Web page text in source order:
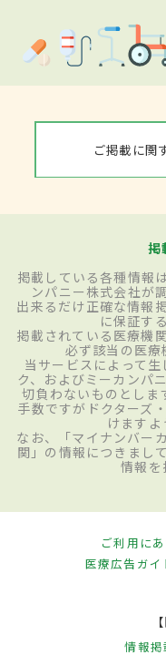
ご掲載に関
掲
掲載している各種情報
ンパニー株式会社が
出来るだけ正確な情報
に保証す
掲載されている医療機
必ず該当の医療
当サービスによって
ク、およびミーカンパ
切負わないものとしま
手数ですがドクターズ
けますよ
なお、「マイナンバー
関」の情報につきまし
情報を
ご利用に
医療広告ガ
情報掲